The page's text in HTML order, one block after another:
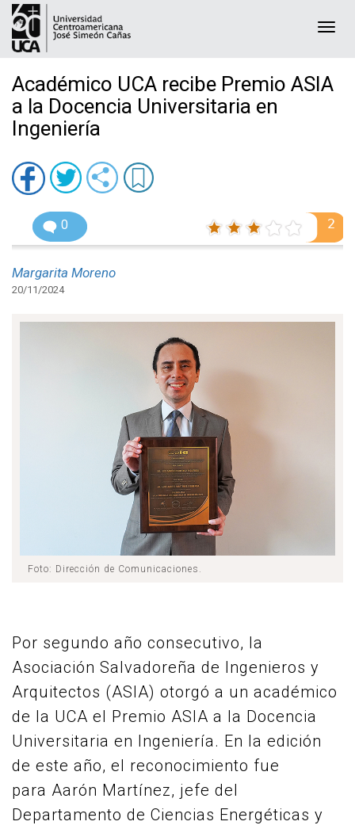
Académico UCA recibe Premio ASIA
a la Docencia Universitaria en
Ingeniería
0 2
Margarita Moreno
20/11/2024
Foto: Dirección de Comunicaciones.
Por segundo año consecutivo, la
Asociación Salvadoreña de Ingenieros y
Arquitectos (ASIA) otorgó a un académico
de la UCA el Premio ASIA a la Docencia
Universitaria en Ingeniería. En la edición
de este año, el reconocimiento fue
para Aarón Martínez, jefe del
Departamento de Ciencias Energéticas y